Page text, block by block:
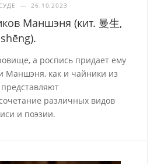
— 26.10.2023
Маншэня (кит. 曼生,
а роспись придает ему
Маншэня, как и чайники из
различных видов
и поэзии.